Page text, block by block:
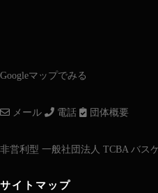
Googleマップでみる
メール 電話 団体概要
非営利型 一般社団法人 TCBA バス
サイトマップ